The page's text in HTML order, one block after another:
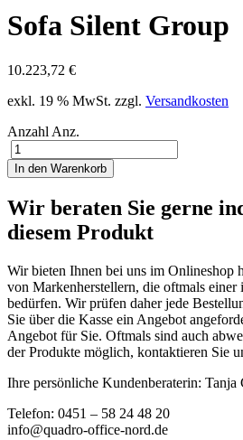
Sofa Silent Group
10.223,72 €
exkl. 19 % MwSt. zzgl. Versandkosten
Anzahl Anz.
In den Warenkorb
Wir beraten Sie gerne
diesem Produkt
Wir bieten Ihnen bei uns im Onlineshop
von Markenherstellern, die oftmals
bedürfen. Wir prüfen daher jede
Sie über die Kasse ein Angebot
Angebot für Sie. Oftmals sind auch
der Produkte möglich, kontaktieren Sie
Ihre persönliche Kundenberaterin: Tanja
Telefon: 0451 – 58 24 48 20
info@quadro-office-nord.de